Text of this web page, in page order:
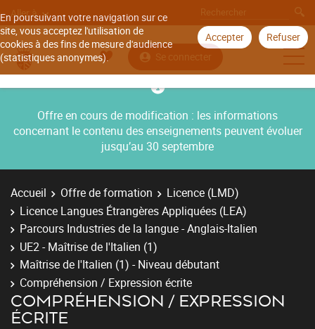
En poursuivant votre navigation sur ce
site, vous acceptez l'utilisation de
cookies à des fins de mesure d'audience
(statistiques anonymes).
Accepter Refuser
Aller à
Se connecter
Offre en cours de modification : les informations
concernant le contenu des enseignements peuvent évoluer
jusqu’au 30 septembre
Accueil Offre de formation
Licence (LMD)
Licence Langues Étrangères Appliquées (LEA)
Parcours Industries de la langue - Anglais-Italien
UE2 - Maîtrise de l'Italien (1)
Maîtrise de l'Italien (1) - Niveau débutant
Compréhension / Expression écrite
COMPRÉHENSION / EXPRESSION
ÉCRITE